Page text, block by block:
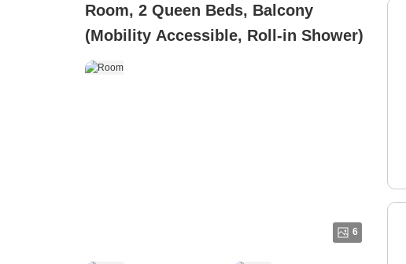
Room, 2 Queen Beds, Balcony
(Mobility Accessible, Roll-in Shower)
6